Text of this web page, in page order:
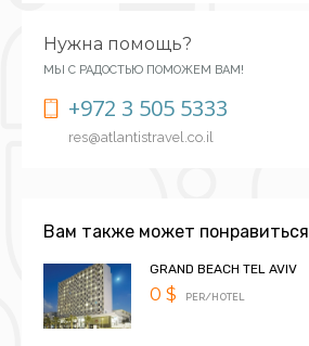
Нужна помощь?
МЫ С РАДОСТЬЮ ПОМОЖЕМ ВАМ!
+972 3 505 5333
res@atlantistravel.co.il
Вам также может понравиться
GRAND BEACH TEL AVIV
0 $ PER/HOTEL